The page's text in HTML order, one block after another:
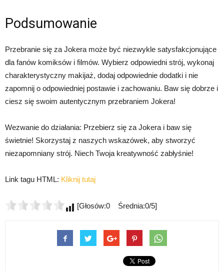
Podsumowanie
Przebranie się za Jokera może być niezwykle satysfakcjonujące
dla fanów komiksów i filmów. Wybierz odpowiedni strój, wykonaj
charakterystyczny makijaż, dodaj odpowiednie dodatki i nie
zapomnij o odpowiedniej postawie i zachowaniu. Baw się dobrze i
ciesz się swoim autentycznym przebraniem Jokera!
Wezwanie do działania: Przebierz się za Jokera i baw się
świetnie! Skorzystaj z naszych wskazówek, aby stworzyć
niezapomniany strój. Niech Twoja kreatywność zabłyśnie!
Link tagu HTML: Kliknij tutaj
[Głosów:0 Średnia:0/5]